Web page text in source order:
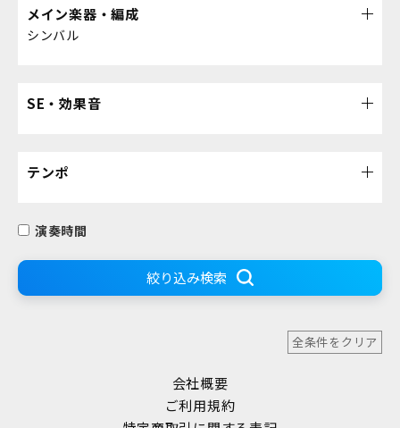
メイン楽器・編成
シンバル
SE・効果音
テンポ
演奏時間
絞り込み検索
全条件をクリア
会社概要
ご利用規約